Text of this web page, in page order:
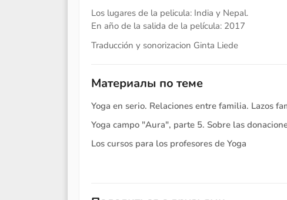
Los lugares de la pelicula: India y Nepal.
En año de la salida de la película: 2017
Traducción y sonorizacion Ginta Liede
Материалы по теме
Yoga en serio. Relaciones entre familia. Lazos
Yoga campo "Aura", parte 5. Sobre las
Los cursos para los profesores de Yoga